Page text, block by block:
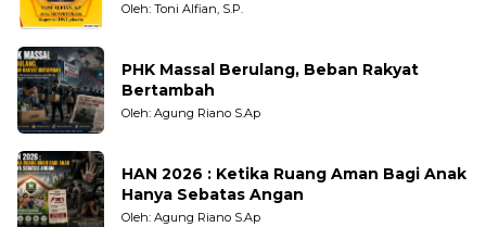
Oleh: Toni Alfian, S.P.
PHK Massal Berulang, Beban Rakyat
Bertambah
Oleh: Agung Riano S.Ap
HAN 2026 : Ketika Ruang Aman Bagi Anak
Hanya Sebatas Angan
Oleh: Agung Riano S.Ap